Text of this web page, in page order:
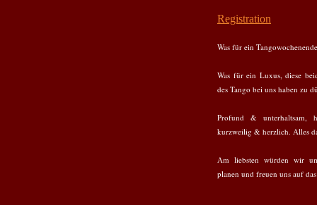
Registration
Was für ein
Was für ein Luxus, diese
des Tango bei uns haben zu
Profund & unterhaltsam,
kurzweilig & herzlich. Alles
Am liebsten würden wir
planen und freuen uns auf